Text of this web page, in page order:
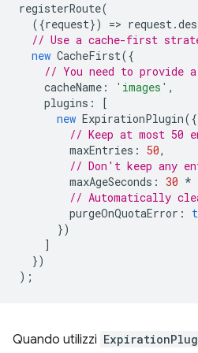
registerRoute(
({request}) => request.
// Use a cache-first
new CacheFirst({
// You need to provide a
cacheName : 'images' ,
plugins :
[
new ExpirationPlugin({
// Keep at most 50
maxEntries : 50,
// Don't keep any
maxAgeSeconds : 30 *
// Automatically
purgeOnQuotaError :
})
]
})
);
Quando utilizzi